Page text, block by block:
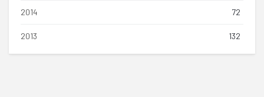
2014 72
2013 132